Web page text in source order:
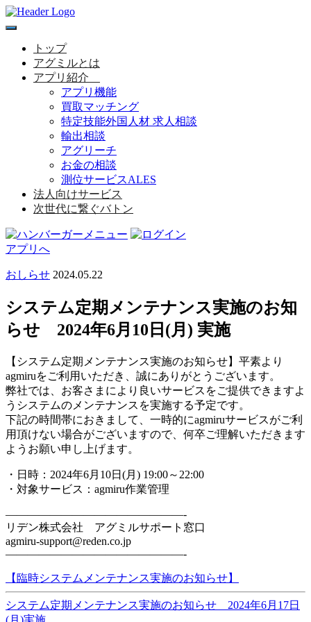
toggle
navigationトップ
アグミルとは
アプリ紹介
アプリ機能
買取マッチング
特定技能外国人材 求人相談
輸出相談
アグリーチ
お金の相談
測位サービスALES
法人向けサービス
次世代に繋ぐバトン
アプリへ
おしらせ 2024.05.22
システム定期メンテナンス実施のお知
らせ 2024年6月10日(月) 実施
【システム定期メンテナンス実施のお知らせ】平素より
agmiruをご利用いただき、誠にありがとうございます。
弊社では、お客さまにより良いサービスをご提供できますよ
うシステムのメンテナンスを実施する予定です。
下記の時間帯におきまして、一時的にagmiruサービスがご利
用頂けない場合がございますので、何卒ご理解いただきます
ようお願い申し上げます。
・日時：2024年6月10日(月) 19:00～22:00
・対象サービス：agmiru作業管理
————————————————-
リデン株式会社 アグミルサポート窓口
agmiru-support@reden.co.jp
————————————————-
【臨時システムメンテナンス実施のお知らせ】
システム定期メンテナンス実施のお知らせ 2024年6月17日
(月)実施